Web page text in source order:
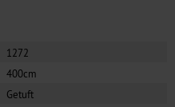
1272
400cm
Getuft